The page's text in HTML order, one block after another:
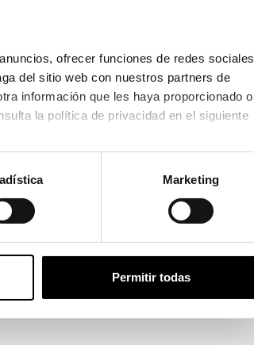
ofrecer funciones de redes sociales
del sitio web con nuestros partners de
información que les haya proporcionado o
Marketing
Permitir todas
Ver en pantalla completa